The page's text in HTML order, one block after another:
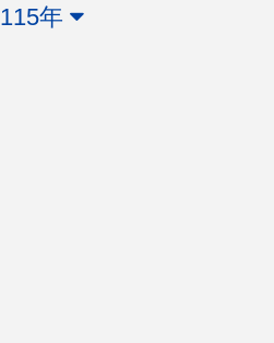
115年